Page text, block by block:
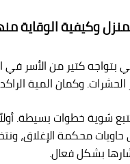
وكيفية الوقاية
كتير من الأسر في
الحشرات. وكمان المية
نتبع شوية خطوات بسيطة.
محكمة الإغلاق،
بشكل فعال.